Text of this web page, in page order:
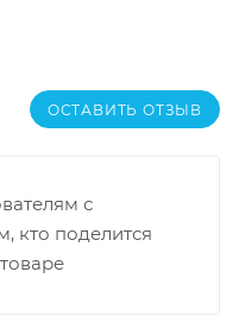
ОСТАВИТЬ ОТЗЫВ
с
кто поделится